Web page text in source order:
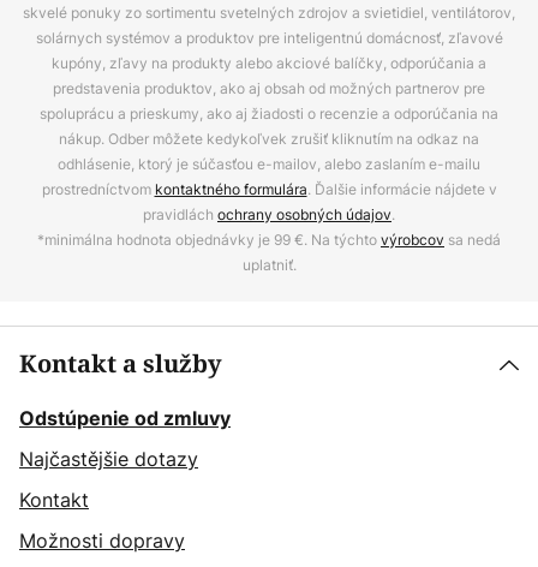
skvelé ponuky zo sortimentu svetelných zdrojov a svietidiel, ventilátorov,
solárnych systémov a produktov pre inteligentnú domácnosť, zľavové
kupóny, zľavy na produkty alebo akciové balíčky, odporúčania a
predstavenia produktov, ako aj obsah od možných partnerov pre
spoluprácu a prieskumy, ako aj žiadosti o recenzie a odporúčania na
nákup. Odber môžete kedykoľvek zrušiť kliknutím na odkaz na
odhlásenie, ktorý je súčasťou e-mailov, alebo zaslaním e-mailu
prostredníctvom kontaktného formulára. Ďalšie informácie nájdete v
pravidlách ochrany osobných údajov.
*minimálna hodnota objednávky je 99 €. Na týchtovýrobcov sa nedá
uplatniť.
Kontakt a služby
Odstúpenie od zmluvy
Najčastějšie dotazy
Kontakt
Možnosti dopravy